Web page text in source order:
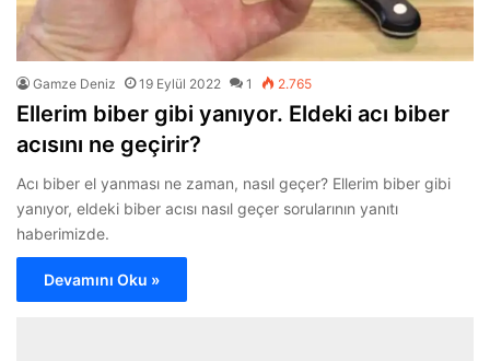
Gamze Deniz 19 Eylül 2022 1 2.765
Ellerim biber gibi yanıyor. Eldeki acı biber
acısını ne geçirir?
Acı biber el yanması ne zaman, nasıl geçer? Ellerim biber gibi
yanıyor, eldeki biber acısı nasıl geçer sorularının yanıtı
haberimizde.
Devamını Oku »